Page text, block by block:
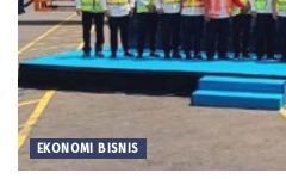
EKONOMI BISNIS